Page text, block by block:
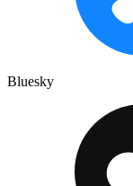
Bluesky